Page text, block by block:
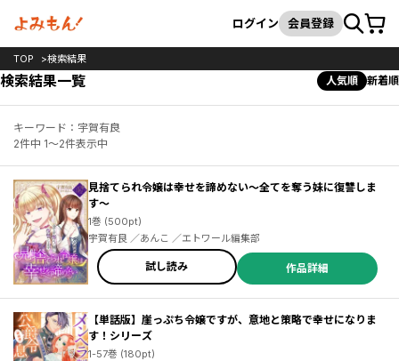
検索
ログイン 会員登録カート
TOP 検索結果
検索結果一覧 人気順 新着順
キーワード：宇賀有良
2件中 1～2件表示中
見捨てられ令嬢は幸せを諦めない～全てを奪う妹に復讐しま
す～
1巻 (500pt)
宇賀有良 ／あんこ ／エトワール編集部
試し読み 作品詳細
【単話版】崖っぷち令嬢ですが、意地と策略で幸せになりま
す！シリーズ
1-57巻 (180pt)